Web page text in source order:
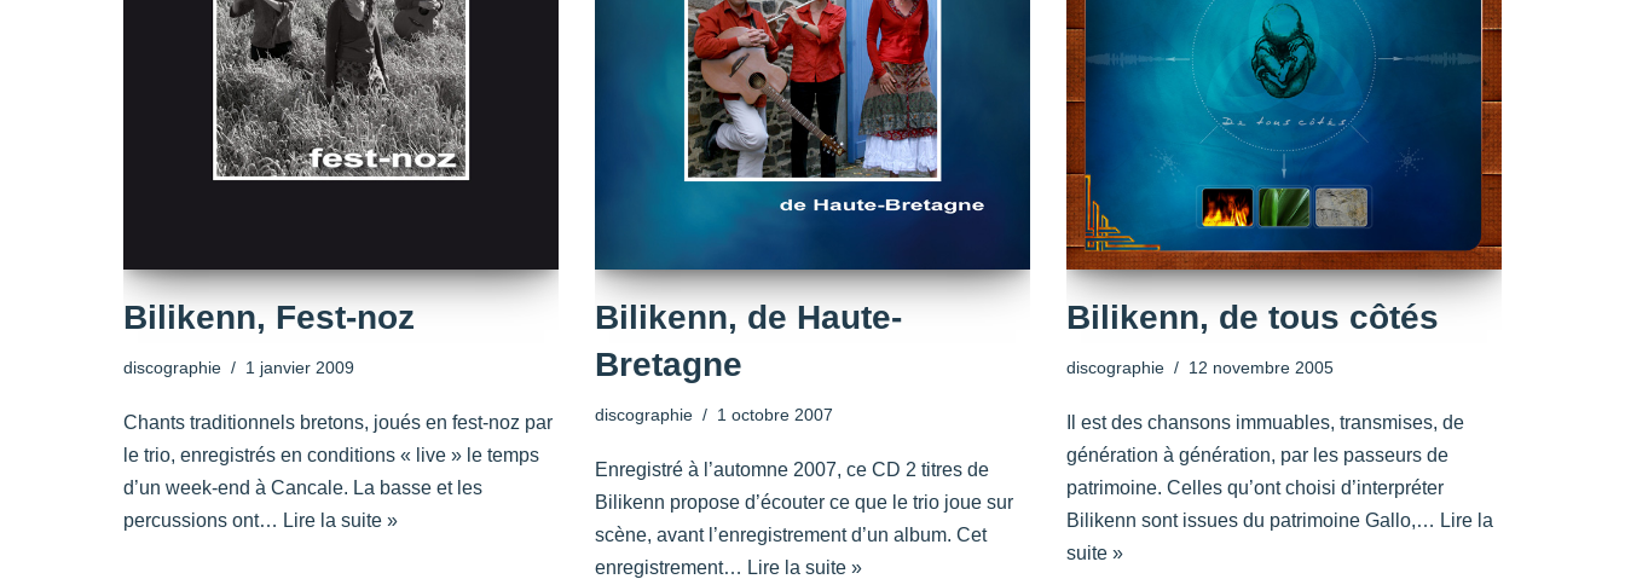
Bilikenn, Fest-noz
discographie 1 janvier 2009
Chants traditionnels bretons, joués en fest-noz par
le trio, enregistrés en conditions « live » le temps
d’un week-end à Cancale. La basse et les
percussions ont… Lire la suite »
Bilikenn, de Haute-
Bretagne
discographie 1 octobre 2007
Enregistré à l’automne 2007, ce CD 2 titres de
Bilikenn propose d’écouter ce que le trio joue sur
scène, avant l’enregistrement d’un album. Cet
enregistrement… Lire la suite »
Bilikenn, de tous côtés
discographie 12 novembre 2005
Il est des chansons immuables, transmises, de
génération à génération, par les passeurs de
patrimoine. Celles qu’ont choisi d’interpréter
Bilikenn sont issues du patrimoine Gallo,… Lire la
suite »